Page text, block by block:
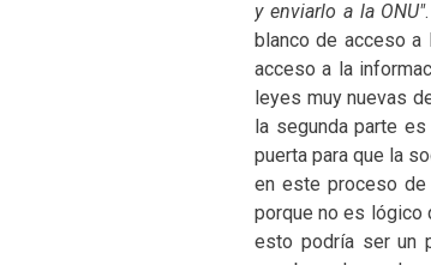
y enviarlo a la ONU"
blanco de acceso a
acceso a la
leyes muy nuevas
la segunda parte
puerta para que la
en este proceso de
porque no es lógico
esto podría ser un